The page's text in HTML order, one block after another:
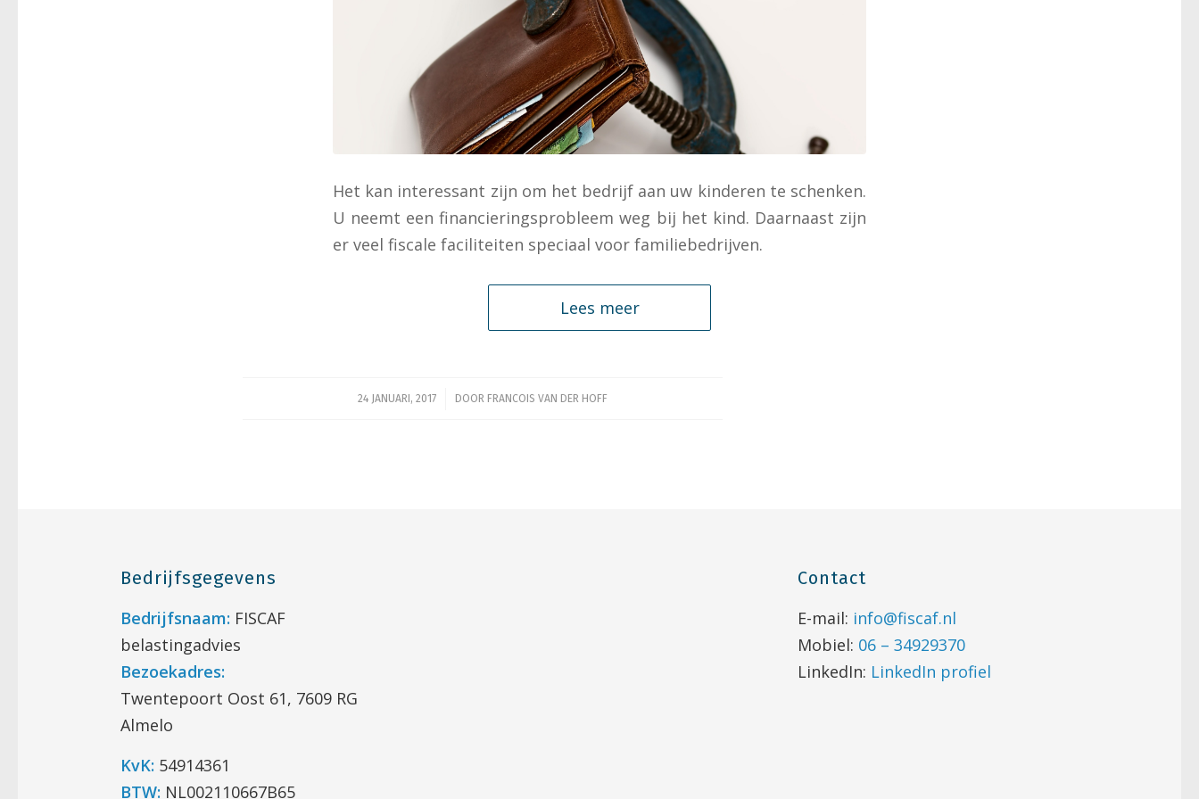
Het kan interessant zijn om het bedrijf aan uw kinderen te schenken.
U neemt een financieringsprobleem weg bij het kind. Daarnaast zijn
er veel fiscale faciliteiten speciaal voor familiebedrijven.
Lees meer
24 JANUARI, 2017
/ DOOR FRANCOIS VAN DER HOFF
Bedrijfsgegevens
Bedrijfsnaam: FISCAF
belastingadvies
Bezoekadres:
Twentepoort Oost 61, 7609 RG
Almelo
KvK: 54914361
BTW: NL002110667B65
Contact
E-mail: info@fiscaf.nl
Mobiel: 06 – 34929370
LinkedIn: LinkedIn profiel